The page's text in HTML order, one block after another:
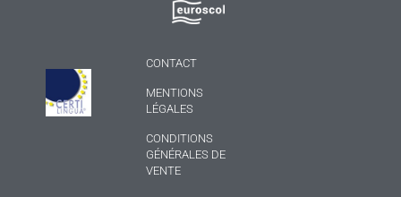
CONTACT
MENTIONS
LÉGALES
CONDITIONS
GÉNÉRALES DE
VENTE